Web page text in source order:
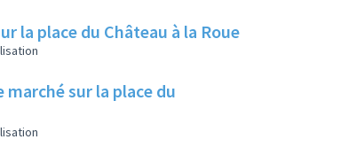
la place du Château à la Roue
sur la place du